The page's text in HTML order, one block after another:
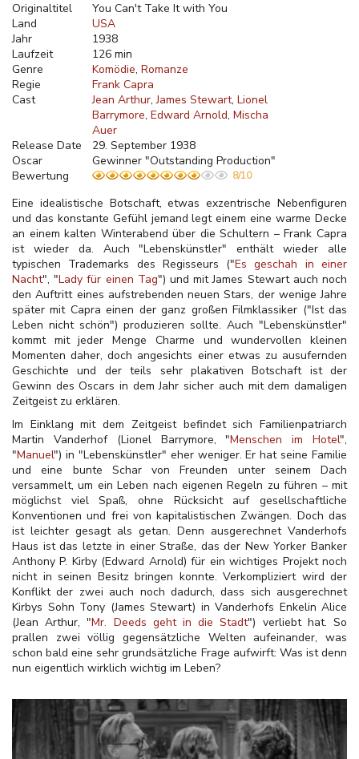
Originaltitel
You Can't Take It with You
Land
USA
Jahr
1938
Laufzeit
126 min
Genre
Komödie Romanze
Regie
Frank Capra
Cast
Jean Arthur James Stewart Lionel
Barrymore Edward Arnold Mischa
Auer
Release Date
29. September 1938
Oscar
Gewinner "Outstanding Production"
Bewertung
8/10
Eine idealistische Botschaft, etwas exzentrische Nebenfiguren
und das konstante Gefühl jemand legt einem eine warme Decke
an einem kalten Winterabend über die Schultern – Frank Capra
ist wieder da. Auch "Lebenskünstler" enthält wieder alle
typischen Trademarks des Regisseurs ("Es geschah in einer
Nacht", "Lady für einen Tag") und mit James Stewart auch noch
den Auftritt eines aufstrebenden neuen Stars, der wenige Jahre
später mit Capra einen der ganz großen Filmklassiker ("Ist das
Leben nicht schön") produzieren sollte. Auch "Lebenskünstler"
kommt mit jeder Menge Charme und wundervollen kleinen
Momenten daher, doch angesichts einer etwas zu ausufernden
Geschichte und der teils sehr plakativen Botschaft ist der
Gewinn des Oscars in dem Jahr sicher auch mit dem damaligen
Zeitgeist zu erklären.
Im Einklang mit dem Zeitgeist befindet sich Familienpatriarch
Martin Vanderhof (Lionel Barrymore, "Menschen im Hotel",
"Manuel") in "Lebenskünstler" eher weniger. Er hat seine Familie
und eine bunte Schar von Freunden unter seinem Dach
versammelt, um ein Leben nach eigenen Regeln zu führen – mit
möglichst viel Spaß, ohne Rücksicht auf gesellschaftliche
Konventionen und frei von kapitalistischen Zwängen. Doch das
ist leichter gesagt als getan. Denn ausgerechnet Vanderhofs
Haus ist das letzte in einer Straße, das der New Yorker Banker
Anthony P. Kirby (Edward Arnold) für ein wichtiges Projekt noch
nicht in seinen Besitz bringen konnte. Verkompliziert wird der
Konflikt der zwei auch noch dadurch, dass sich ausgerechnet
Kirbys Sohn Tony (James Stewart) in Vanderhofs Enkelin Alice
(Jean Arthur, "Mr. Deeds geht in die Stadt") verliebt hat. So
prallen zwei völlig gegensätzliche Welten aufeinander, was
schon bald eine sehr grundsätzliche Frage aufwirft: Was ist denn
nun eigentlich wirklich wichtig im Leben?